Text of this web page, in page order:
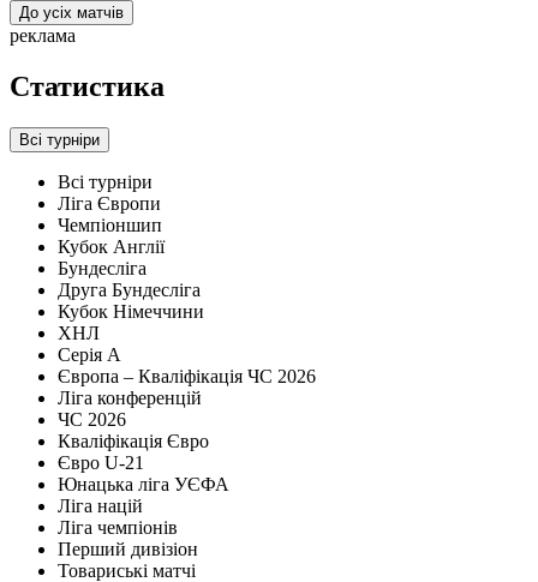
До усіх матчів
реклама
Статистика
Всі турніри
Всі турніри
Ліга Європи
Чемпіоншип
Кубок Англії
Бундесліга
Друга Бундесліга
Кубок Німеччини
ХНЛ
Серія А
Європа – Кваліфікація ЧС 2026
Ліга конференцій
ЧС 2026
Кваліфікація Євро
Євро U-21
Юнацька ліга УЄФА
Ліга націй
Ліга чемпіонів
Перший дивізіон
Товариські матчі